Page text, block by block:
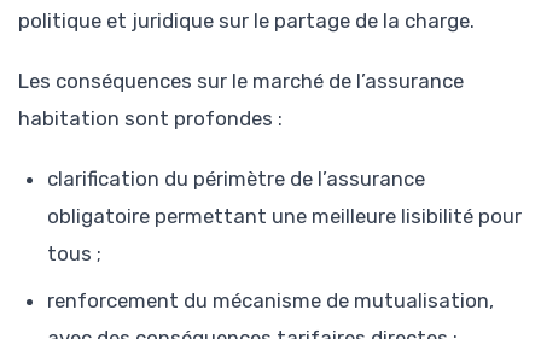
politique et juridique sur le partage de la charge.
Les conséquences sur le marché de l’assurance
habitation sont profondes :
clarification du périmètre de l’assurance
obligatoire permettant une meilleure lisibilité pour
tous ;
renforcement du mécanisme de mutualisation,